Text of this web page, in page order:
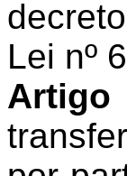
Lei nº
Artigo